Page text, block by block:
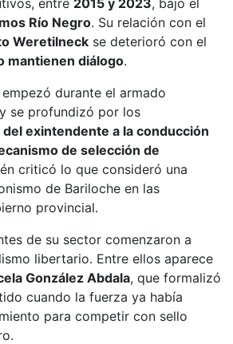
entre 2015 y 2023, bajo el
Río Negro. Su relación con el
Weretilneck se deterioró con el
mantienen diálogo.
durante el armado
se profundizó por los
exintendente a la conducción
de selección de
criticó lo que consideró una
de Bariloche en las
provincial.
de su sector comenzaron a
libertario. Entre ellos aparece
González Abdala, que formalizó
cuando la fuerza ya había
para competir con sello